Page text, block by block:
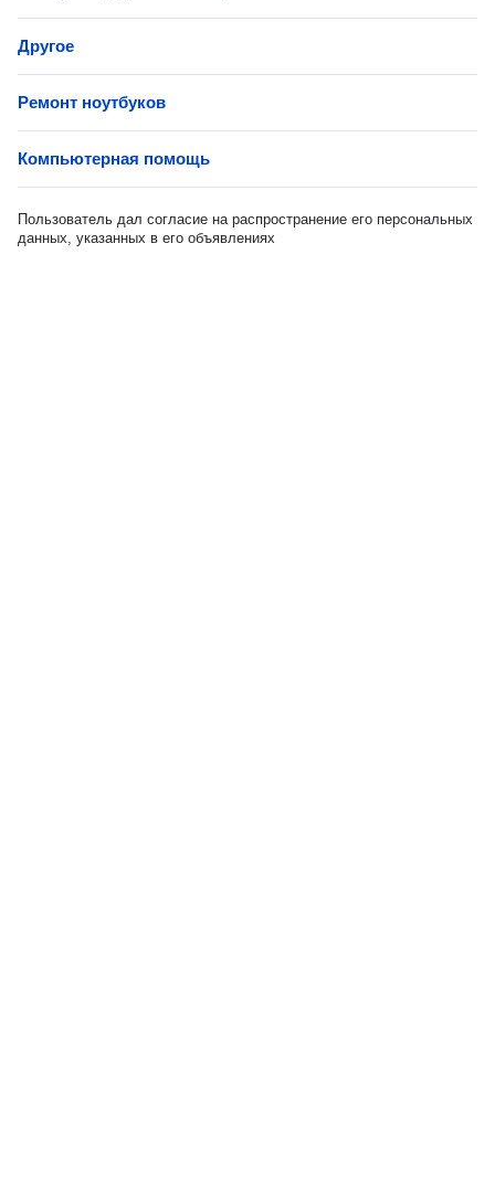
Другое
Ремонт ноутбуков
Компьютерная помощь
Пользователь дал согласие на распространение его персональных
данных, указанных в его объявлениях